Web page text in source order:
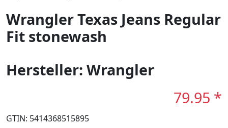
Wrangler Texas Jeans Regular
Fit stonewash
Hersteller: Wrangler
79.95 *
GTIN: 5414368515895